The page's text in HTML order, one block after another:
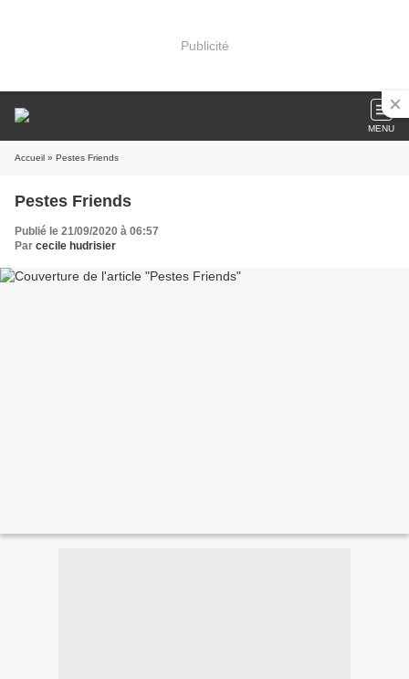
Publicité
MENU
Accueil » Pestes Friends
Pestes Friends
Publié le 21/09/2020 à 06:57
Par cecile hudrisier